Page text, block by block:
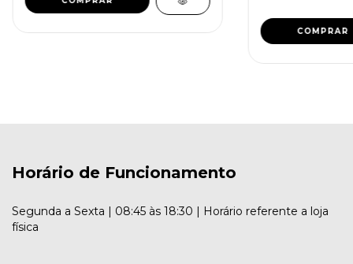
Horário de Funcionamento
Segunda a Sexta | 08:45 às 18:30 | Horário referente a loja
física